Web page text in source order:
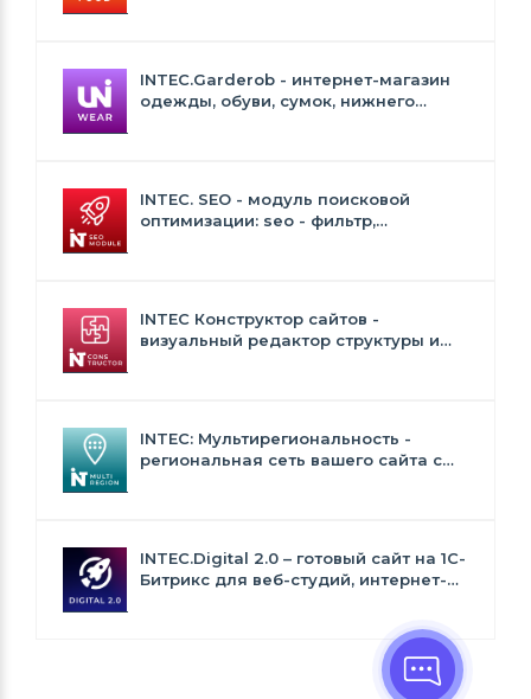
INTEC.Garderob - интернет-магазин
одежды, обуви, сумок, нижнего
INTEC. SEO - модуль поисковой
оптимизации: seo - фильтр,
INTEC Конструктор сайтов -
визуальный редактор структуры и
INTEC: Мультирегиональность -
региональная сеть вашего сайта с
INTEC.Digital 2.0 – готовый сайт на 1C-
Битрикс для веб-студий, интернет-